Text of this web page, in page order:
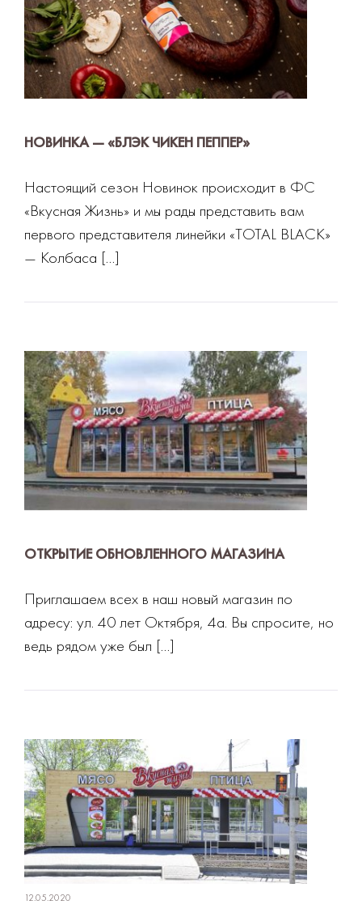
НОВИНКА — «БЛЭК ЧИКЕН ПЕППЕР»
Настоящий сезон Новинок происходит в ФС
«Вкусная Жизнь» и мы рады представить вам
первого представителя линейки «ТOTAL BLACK»
— Колбаса […]
ОТКРЫТИЕ ОБНОВЛЕННОГО МАГАЗИНА
Приглашаем всех в наш новый магазин по
адресу: ул. 40 лет Октября, 4а. Вы спросите, но
ведь рядом уже был […]
12.05.2020